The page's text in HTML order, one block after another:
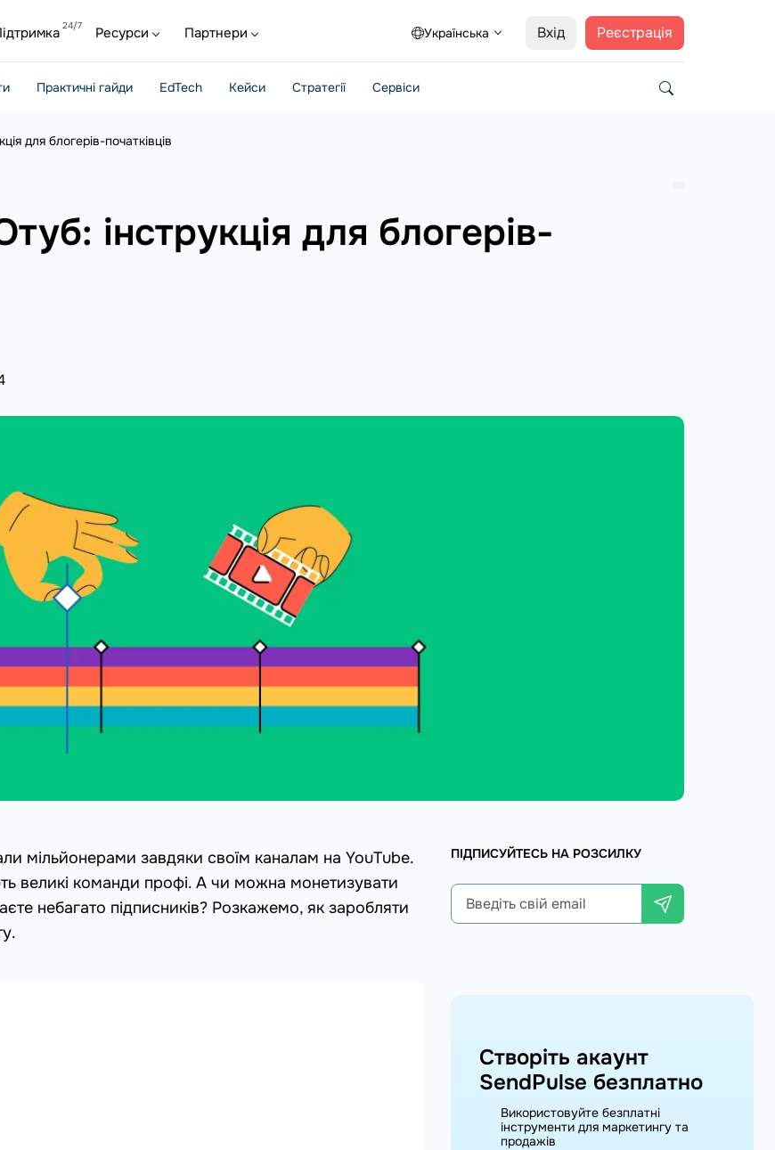
Українська Вхід Реєстрація
Ресурси Партнери
Практичні гайди EdTech Кейси Стратегії Сервіси
для блогерів-початківців
інструкція для блогерів-
мільйонерами завдяки своїм каналам на YouTube.
великі команди профі. А чи можна монетизувати
небагато підписників? Розкажемо, як заробляти
ПІДПИСУЙТЕСЬ НА РОЗСИЛКУ
Створіть акаунт
SendPulse безплатно
Використовуйте безплатні
інструменти для маркетингу та
продажів